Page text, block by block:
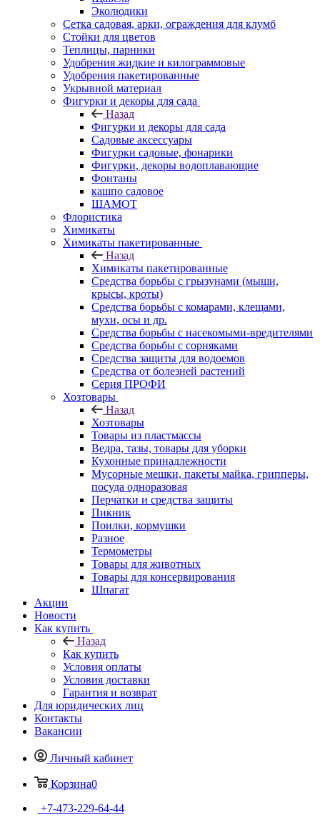
Эколюдики
Сетка садовая, арки, ограждения для клумб
Стойки для цветов
Теплицы, парники
Удобрения жидкие и килограммовые
Удобрения пакетированные
Укрывной материал
Фигурки и декоры для сада
Назад
Фигурки и декоры для сада
Садовые аксессуары
Фигурки садовые, фонарики
Фигурки, декоры водоплавающие
Фонтаны
кашпо садовое
ШАМОТ
Флористика
Химикаты
Химикаты пакетированные
Назад
Химикаты пакетированные
Средства борьбы с грызунами (мыши,
крысы, кроты)
Средства борьбы с комарами, клещами,
мухи, осы и др.
Средства борьбы с насекомыми-вредителями
Средства борьбы с сорняками
Средства защиты для водоемов
Средства от болезней растений
Серия ПРОФИ
Хозтовары
Назад
Хозтовары
Товары из пластмассы
Ведра, тазы, товары для уборки
Кухонные принадлежности
Мусорные мешки, пакеты майка, грипперы,
посуда одноразовая
Перчатки и средства защиты
Пикник
Поилки, кормушки
Разное
Термометры
Товары для животных
Товары для консервирования
Шпагат
Акции
Новости
Как купить
Назад
Как купить
Условия оплаты
Условия доставки
Гарантия и возврат
Для юридических лиц
Контакты
Вакансии
Личный кабинет
Корзина0
+7-473-229-64-44